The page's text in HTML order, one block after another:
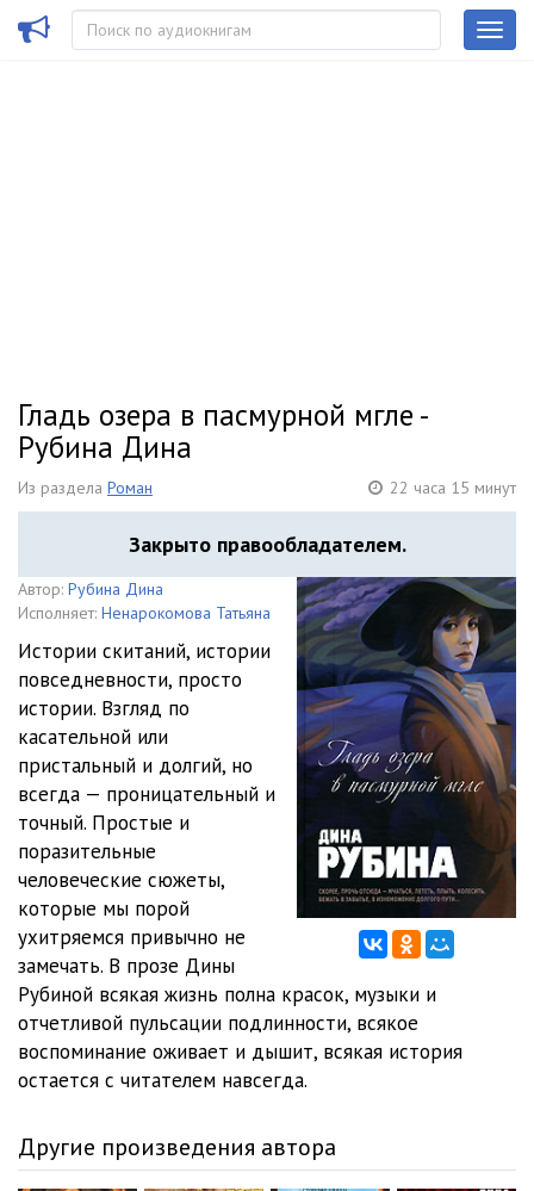
Гладь озера в пасмурной мгле -
Рубина Дина
Из раздела Роман 22 часа 15 минут
Закрыто правообладателем.
Автор: Рубина Дина
Исполняет: Ненарокомова Татьяна
Истории скитаний, истории
повседневности, просто
истории. Взгляд по
касательной или
пристальный и долгий, но
всегда — проницательный и
точный. Простые и
поразительные
человеческие сюжеты,
которые мы порой
ухитряемся привычно не
замечать. В прозе Дины
Рубиной всякая жизнь полна красок, музыки и
отчетливой пульсации подлинности, всякое
воспоминание оживает и дышит, всякая история
остается с читателем навсегда.
Другие произведения автора